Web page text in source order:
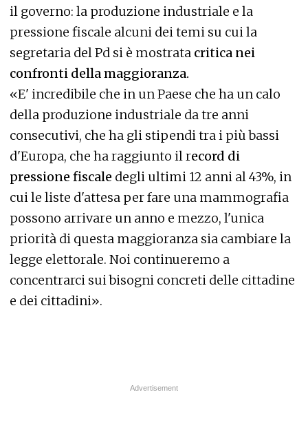
il governo: la produzione industriale e la
pressione fiscale alcuni dei temi su cui la
segretaria del Pd si è mostrata critica nei
confronti della maggioranza.
«E' incredibile che in un Paese che ha un calo
della produzione industriale da tre anni
consecutivi, che ha gli stipendi tra i più bassi
d'Europa, che ha raggiunto il record di
pressione fiscale degli ultimi 12 anni al 43%, in
cui le liste d'attesa per fare una mammografia
possono arrivare un anno e mezzo, l'unica
priorità di questa maggioranza sia cambiare la
legge elettorale. Noi continueremo a
concentrarci sui bisogni concreti delle cittadine
e dei cittadini».